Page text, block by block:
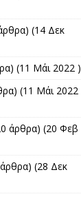
(14 Δεκ
(11 Μάι 2022 )
(11 Μάι 2022
άρθρα) (20 Φεβ
(28 Δεκ